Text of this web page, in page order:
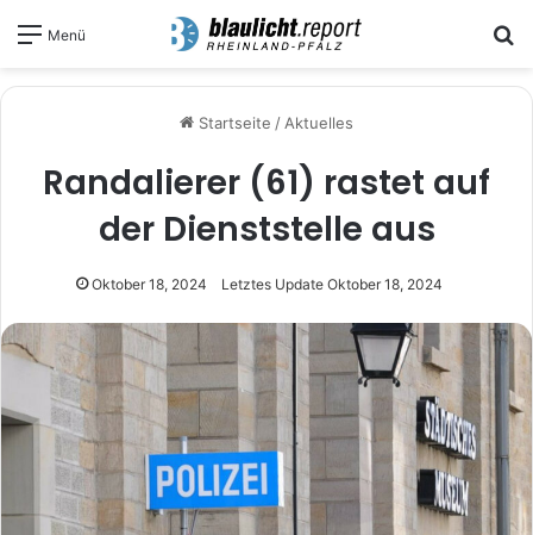
Menü
Startseite / Aktuelles
Randalierer (61) rastet auf
der Dienststelle aus
Oktober 18, 2024 Letztes Update Oktober 18, 2024